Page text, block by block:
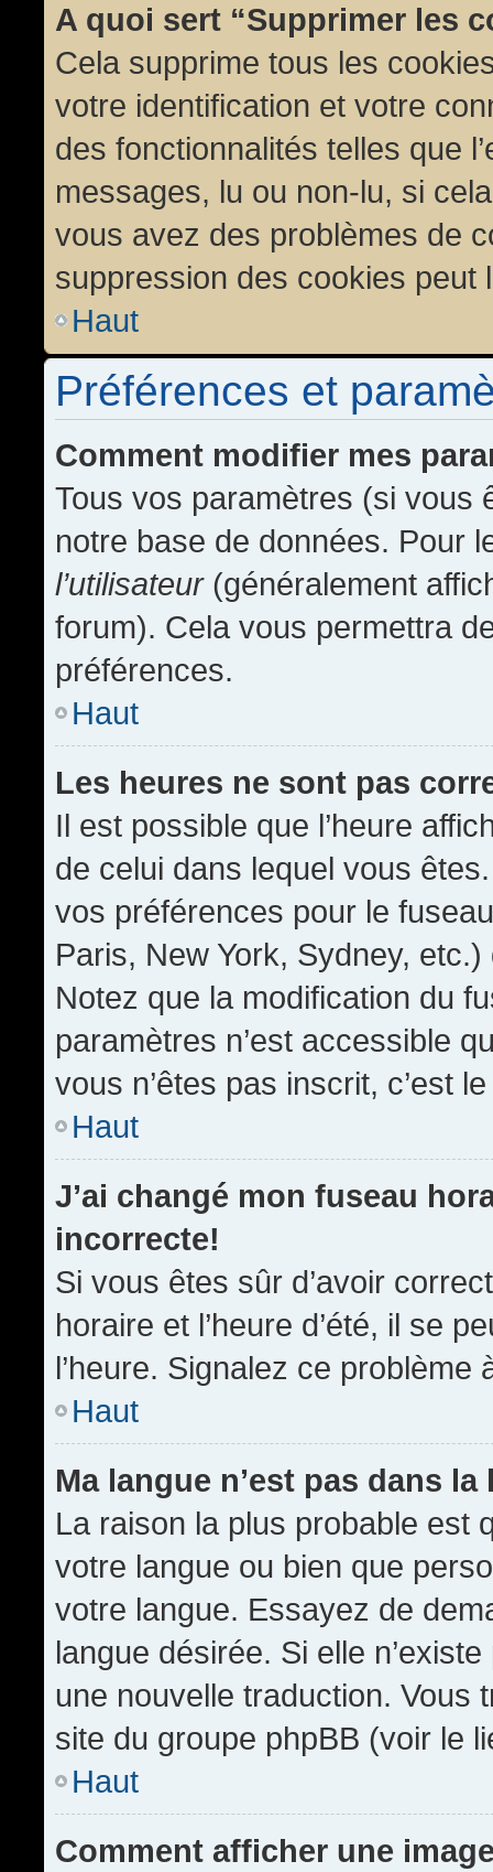
A quoi sert “Supprimer les
Cela supprime tous les
votre identification et votre
des fonctionnalités telles que
messages, lu ou non-lu, si
vous avez des problèmes de
suppression des cookies peut
Haut
Préférences et
Comment modifier mes
Tous vos paramètres (si vous
notre base de données. Pour
l’utilisateur(généralement
forum). Cela vous permettra
préférences.
Haut
Les heures ne sont pas
Il est possible que l’heure
de celui dans lequel vous
vos préférences pour le
Paris, New York, Sydney,
Notez que la modification du
paramètres n’est accessible
vous n’êtes pas inscrit, c’est
Haut
J’ai changé mon fuseau
incorrecte!
Si vous êtes sûr d’avoir
horaire et l’heure d’été, il se
l’heure. Signalez ce problème
Haut
Ma langue n’est pas dans la
La raison la plus probable est
votre langue ou bien que
votre langue. Essayez de
langue désirée. Si elle
une nouvelle traduction. Vous
site du groupe phpBB (voir le
Haut
Comment afficher une